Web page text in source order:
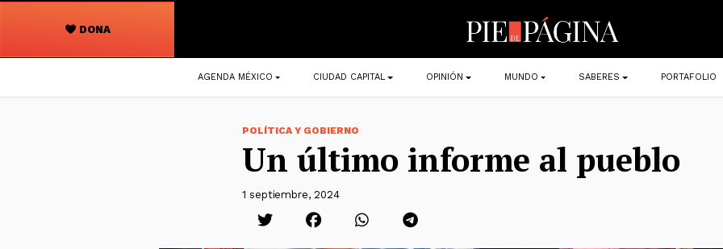
DONA
Navegación
principal
AGENDA MÉXICO CIUDAD CAPITAL OPINIÓN MUNDO SABERES PORTAFOLIO
POLÍTICA Y GOBIERNO
Un último informe al pueblo
1 septiembre, 2024